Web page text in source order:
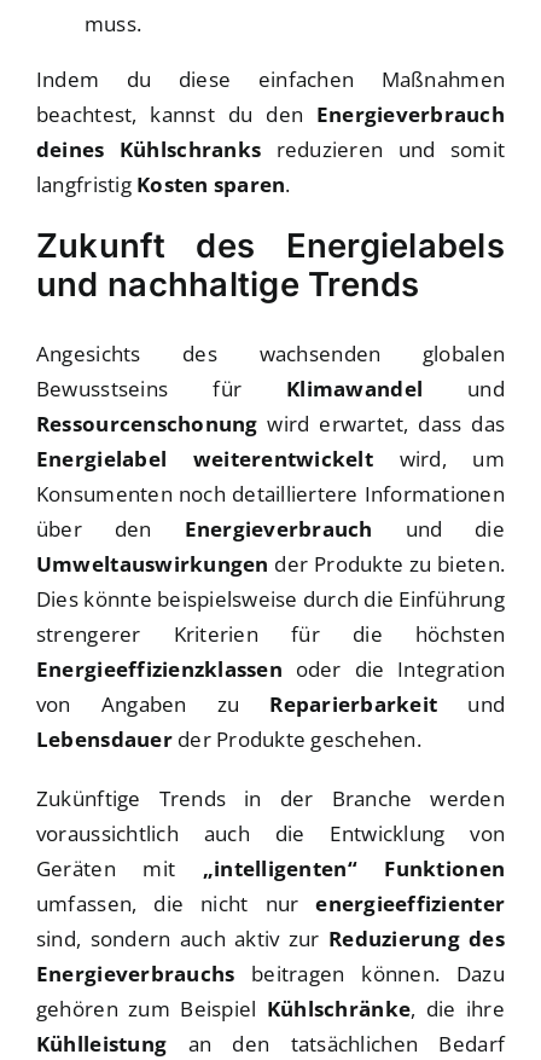
muss.
Indem du diese einfachen Maßnahmen
beachtest, kannst du den Energieverbrauch
deines Kühlschranks reduzieren und somit
langfristig Kosten sparen.
Zukunft des Energielabels
und nachhaltige Trends
Angesichts des wachsenden globalen
Bewusstseins für Klimawandel und
Ressourcenschonung wird erwartet, dass das
Energielabel weiterentwickeltwird, um
Konsumenten noch detailliertere Informationen
über den Energieverbrauch und die
Umweltauswirkungen der Produkte zu bieten.
Dies könnte beispielsweise durch die Einführung
strengerer Kriterien für die höchsten
Energieeffizienzklassen oder die Integration
von Angaben zu Reparierbarkeit und
Lebensdauerder Produkte geschehen.
Zukünftige Trends in der Branche werden
voraussichtlich auch die Entwicklung von
Geräten mit „intelligenten“ Funktionen
umfassen, die nicht nurenergieeffizienter
sind, sondern auch aktiv zur Reduzierung des
Energieverbrauchs beitragen können. Dazu
gehören zum Beispiel Kühlschränke, die ihre
Kühlleistung an den tatsächlichen Bedarf